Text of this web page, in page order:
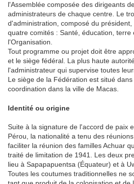
l'Assemblée composée des dirigeants
administrateurs de chaque centre. Le
d'administration, composé du
quatre comités : Santé, éducation, terre
l'Organisation.
Tout programme ou projet doit être
et le siège fédéral. La plus haute
l'administrateur qui supervise toutes
Le siège de la Fédération est situé
coordination dans la ville de Macas.
Identité ou origine
Suite à la signature de l'accord de paix
Pérou, la nationalité a tenu des
faciliter la réunion des familles Achuar
traité de limitation de 1941. Les deux
lieu à Sapapapuentsa (Équateur) et à
Toutes les coutumes traditionnelles ne